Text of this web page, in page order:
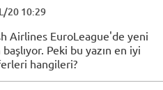
20 10:29
Airlines EuroLeague'de yeni
Peki bu yazın en iyi
hangileri?